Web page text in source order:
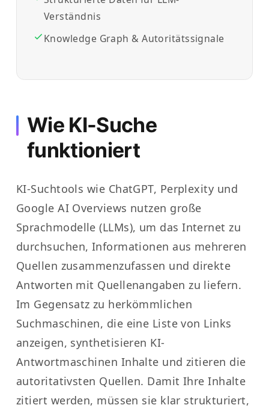
Verständnis
Knowledge Graph & Autoritätssignale
Wie KI-Suche
funktioniert
KI-Suchtools wie ChatGPT, Perplexity und
Google AI Overviews nutzen große
Sprachmodelle (LLMs), um das Internet zu
durchsuchen, Informationen aus mehreren
Quellen zusammenzufassen und direkte
Antworten mit Quellenangaben zu liefern.
Im Gegensatz zu herkömmlichen
Suchmaschinen, die eine Liste von Links
anzeigen, synthetisieren KI-
Antwortmaschinen Inhalte und zitieren die
autoritativsten Quellen. Damit Ihre Inhalte
zitiert werden, müssen sie klar strukturiert,